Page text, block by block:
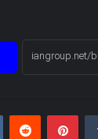
پینتریست